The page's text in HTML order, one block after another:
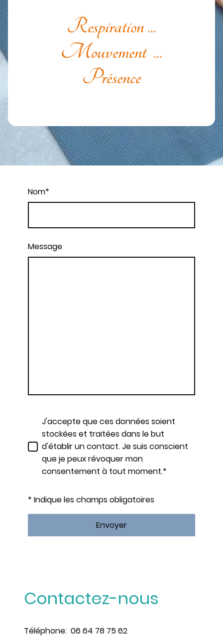
Respiration ...
Mouvement ...
Présence
Nom*
Message
J'accepte que ces données soient
stockées et traitées dans le but
d'établir un contact. Je suis conscient
que je peux révoquer mon
consentement à tout moment.*
* Indique les champs obligatoires
Envoyer
Contactez-nous
Téléphone: 06 64 78 75 62